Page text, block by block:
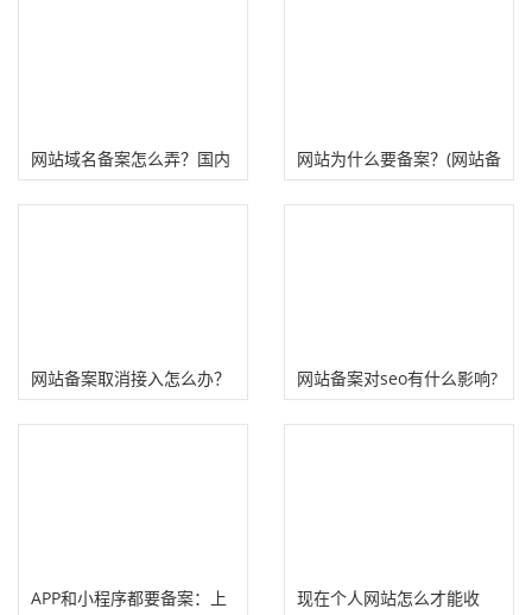
网站域名备案怎么弄？国内
域名备案流程、注意事项
网站为什么要备案？(网站备
案对SEO优化的影响)
网站备案取消接入怎么办？
分享两个应急补救措施！
网站备案对seo有什么影响?
赚钱有保障!
APP和小程序都要备案：上 现在个人网站怎么才能收